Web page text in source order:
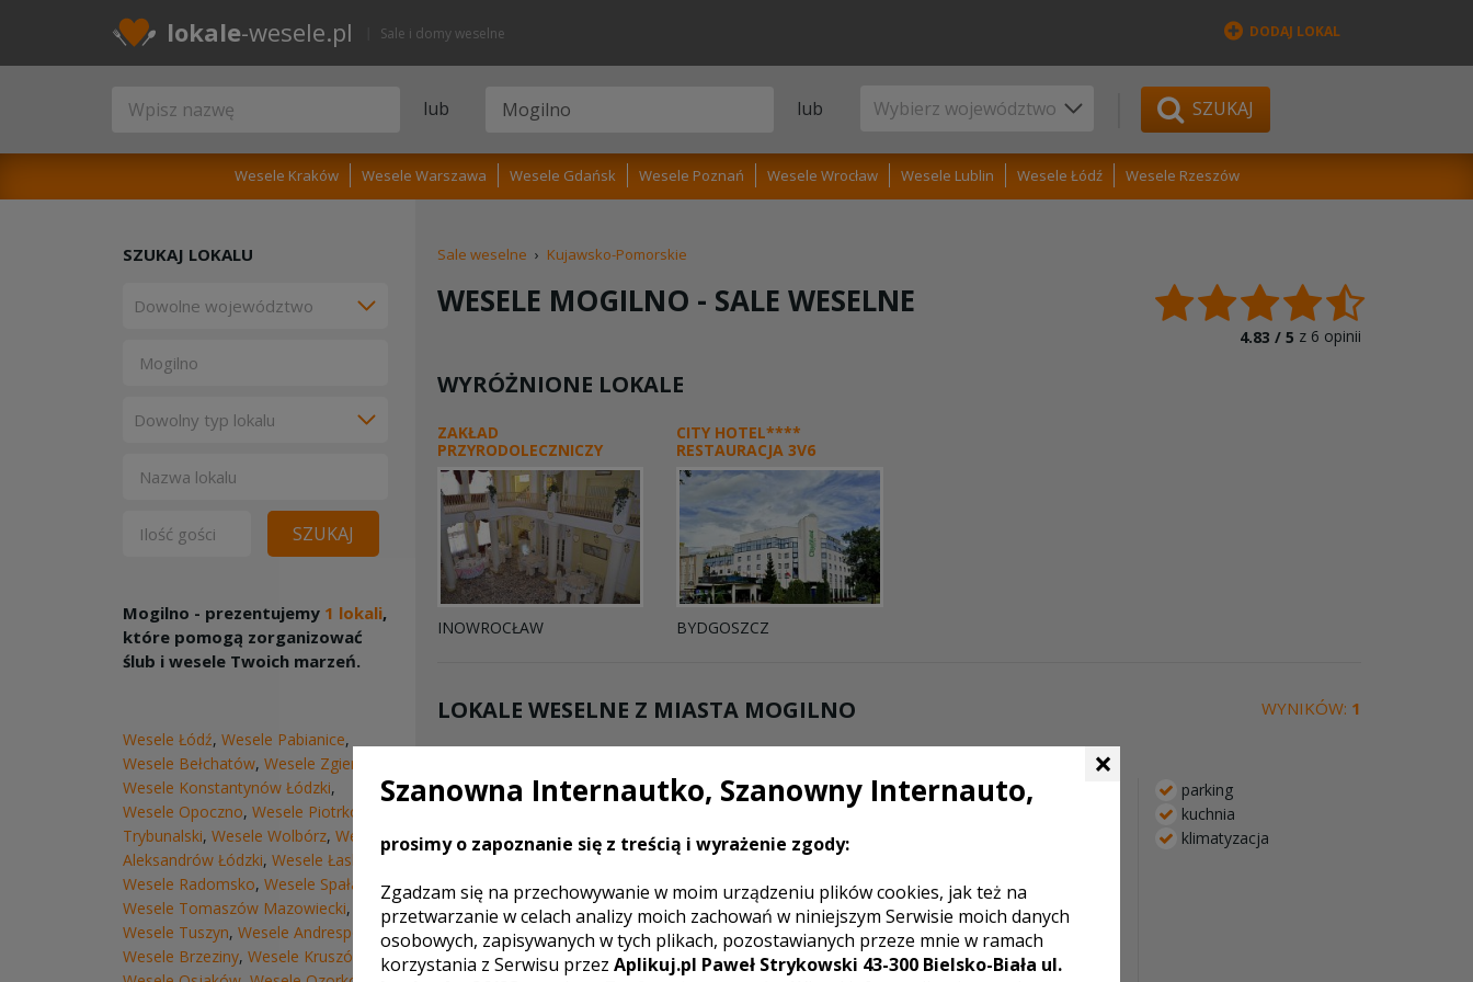
lokale-wesele.pl Sale i domy weselne DODAJ LOKAL
lub lub SZUKAJ
Wesele Kraków Wesele Warszawa Wesele Gdańsk Wesele Poznań Wesele Wrocław Wesele Lublin Wesele Łódź Wesele Rzeszów
Sale weselne › Kujawsko-Pomorskie
WESELE MOGILNO - SALE WESELNE
4.83 / 5 z 6 opinii
WYRÓŻNIONE LOKALE
ZAKŁAD
PRZYRODOLECZNICZY
INOWROCŁAW
CITY HOTEL****
RESTAURACJA 3V6
BYDGOSZCZ
LOKALE WESELNE Z MIASTA MOGILNO WYNIKÓW: 1
Restauracja Boss
W restauracji Boss posiadamy cztery sale, w zależności od
dostosowujemy się do wymogów naszego klienta.
Restauracja Boss to tchnący staropolską gościnnością
lokal. Elegancja , dobry smak i miła atmosfera stanowią
parking
kuchnia
klimatyzacja
SZUKAJ LOKALU
SZUKAJ
Mogilno - prezentujemy 1 lokali,
które pomogą zorganizować
ślub i wesele Twoich marzeń.
Wesele Łódź, Wesele Pabianice,
Wesele Bełchatów, Wesele Zgierz
Wesele Konstantynów Łódzki,
Wesele Opoczno, Wesele Piotrków
Trybunalski, Wesele Wolbórz, Wesele
Aleksandrów Łódzki, Wesele Łask
Wesele Radomsko, Wesele Spała
Wesele Tomaszów Mazowiecki,
Wesele Tuszyn, Wesele Andrespol
Wesele Brzeziny, Wesele Kruszów
×
Szanowna Internautko, Szanowny Internauto,
prosimy o zapoznanie się z treścią i wyrażenie zgody:
Zgadzam się na przechowywanie w moim urządzeniu plików cookies, jak też na
przetwarzanie w celach analizy moich zachowań w niniejszym Serwisie moich danych
osobowych, zapisywanych w tych plikach, pozostawianych przeze mnie w ramach
korzystania z Serwisu przez Aplikuj.pl Paweł Strykowski 43-300 Bielsko-Biała ul.